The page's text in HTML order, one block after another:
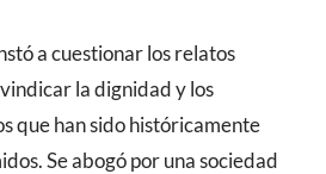
a cuestionar los relatos
la dignidad y los
que han sido históricamente
Se abogó por una sociedad